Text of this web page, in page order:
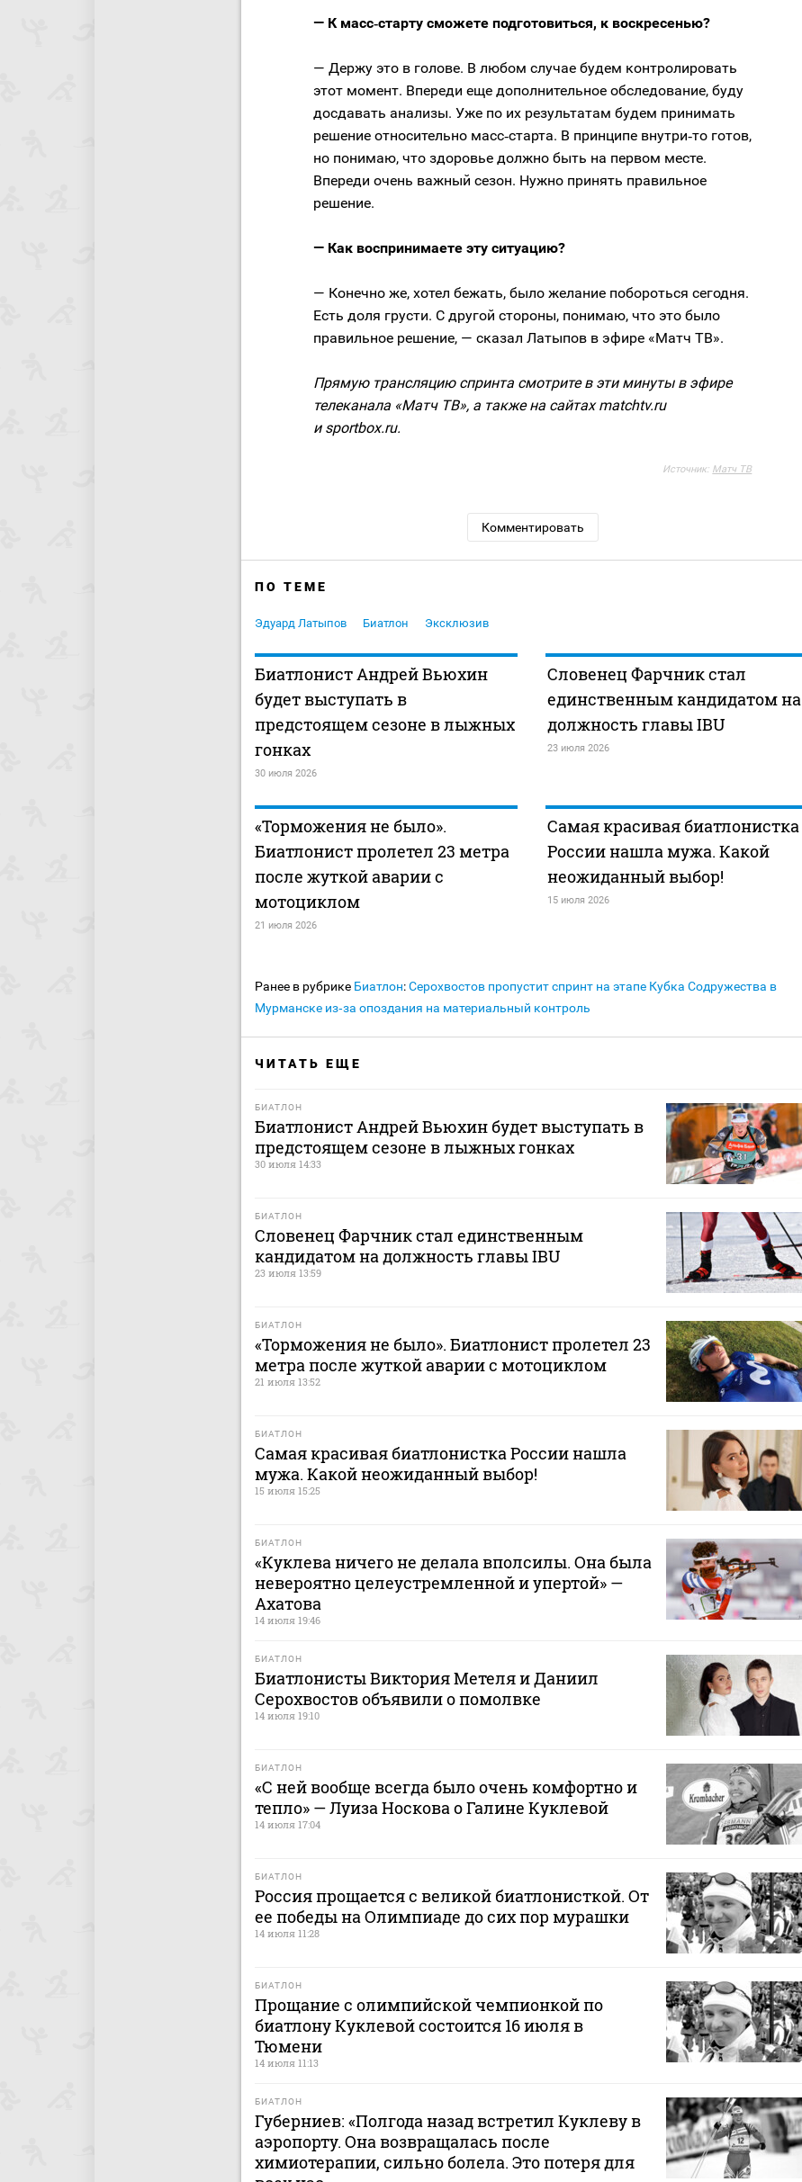
— К масс‑старту сможете подготовиться, к воскресенью?
— Держу это в голове. В любом случае будем контролировать
этот момент. Впереди еще дополнительное обследование, буду
досдавать анализы. Уже по их результатам будем принимать
решение относительно масс‑старта. В принципе внутри‑то готов,
но понимаю, что здоровье должно быть на первом месте.
Впереди очень важный сезон. Нужно принять правильное
решение.
— Как воспринимаете эту ситуацию?
— Конечно же, хотел бежать, было желание побороться сегодня.
Есть доля грусти. С другой стороны, понимаю, что это было
правильное решение, — сказал Латыпов в эфире «Матч ТВ».
Прямую трансляцию спринта смотрите в эти минуты в эфире
телеканала «Матч ТВ», а также на сайтах matchtv.ru
и sportbox.ru.
Источник: Матч ТВ
Комментировать
ПО ТЕМЕ
Эдуард Латыпов Биатлон Эксклюзив
Биатлонист Андрей Вьюхин
будет выступать в
предстоящем сезоне в лыжных
гонках
30 июля 2026
Словенец Фарчник стал
единственным кандидатом на
должность главы IBU
23 июля 2026
«Торможения не было».
Биатлонист пролетел 23 метра
после жуткой аварии с
мотоциклом
21 июля 2026
Самая красивая биатлонистка
России нашла мужа. Какой
неожиданный выбор!
15 июля 2026
Ранее в рубрике Биатлон:Серохвостов пропустит спринт на этапе Кубка Содружества в
Мурманске из‑за опоздания на материальный контроль
ЧИТАТЬ ЕЩЕ
БИАТЛОН
Биатлонист Андрей Вьюхин будет выступать в
предстоящем сезоне в лыжных гонках
30 июля 14:33
БИАТЛОН
Словенец Фарчник стал единственным
кандидатом на должность главы IBU
23 июля 13:59
БИАТЛОН
«Торможения не было». Биатлонист пролетел 23
метра после жуткой аварии с мотоциклом
21 июля 13:52
БИАТЛОН
Самая красивая биатлонистка России нашла
мужа. Какой неожиданный выбор!
15 июля 15:25
БИАТЛОН
«Куклева ничего не делала вполсилы. Она была
невероятно целеустремленной и упертой» —
Ахатова
14 июля 19:46
БИАТЛОН
Биатлонисты Виктория Метеля и Даниил
Серохвостов объявили о помолвке
14 июля 19:10
БИАТЛОН
«С ней вообще всегда было очень комфортно и
тепло» — Луиза Носкова о Галине Куклевой
14 июля 17:04
БИАТЛОН
Россия прощается с великой биатлонисткой. От
ее победы на Олимпиаде до сих пор мурашки
14 июля 11:28
БИАТЛОН
Прощание с олимпийской чемпионкой по
биатлону Куклевой состоится 16 июля в
Тюмени
14 июля 11:13
БИАТЛОН
Губерниев: «Полгода назад встретил Куклеву в
аэропорту. Она возвращалась после
химиотерапии, сильно болела. Это потеря для